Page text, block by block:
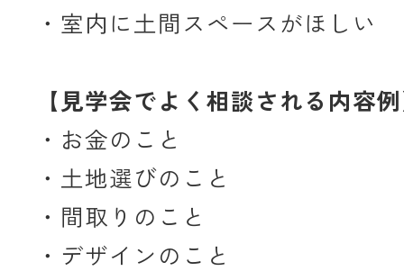
・室内に土間スペースがほしい
【見学会でよく相談される内容
・お金のこと
・土地選びのこと
・間取りのこと
・デザインのこと